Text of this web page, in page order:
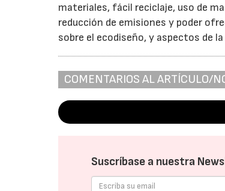
materiales, fácil reciclaje, uso de
reducción de emisiones y poder
sobre el ecodiseño, y aspectos de
COMENTARIOS AL ARTÍCULO/
Suscríbase a nuestra